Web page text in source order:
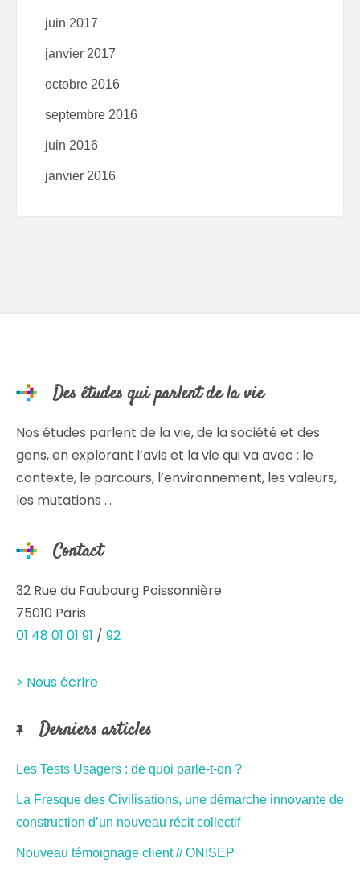
juin 2017
janvier 2017
octobre 2016
septembre 2016
juin 2016
janvier 2016
Des études qui parlent de la vie
Nos études parlent de la vie, de la société et des
gens, en explorant l’avis et la vie qui va avec : le
contexte, le parcours, l’environnement, les valeurs,
les mutations …
Contact
32 Rue du Faubourg Poissonnière
75010 Paris
01 48 01 01 91 / 92
> Nous écrire
Derniers articles
Les Tests Usagers : de quoi parle-t-on ?
La Fresque des Civilisations, une démarche innovante de
construction d’un nouveau récit collectif
Nouveau témoignage client // ONISEP